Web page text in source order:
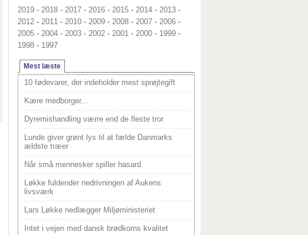
2019 - 2018 - 2017 - 2016 - 2015 - 2014 - 2013 -
2012 - 2011 - 2010 - 2009 - 2008 - 2007 - 2006 -
2005 - 2004 - 2003 - 2002 - 2001 - 2000 - 1999 -
1998 - 1997
Mest læste
10 fødevarer, der indeholder mest sprøjtegift
Kære medborger...
Dyremishandling værre end de fleste tror
Lunde giver grønt lys til at fælde Danmarks
ældste træer
Når små mennesker spiller hasard
Løkke fuldender nedrivningen af Aukens
livsværk
Lars Løkke nedlægger Miljøministeriet
Intet i vejen med dansk brødkorns kvalitet